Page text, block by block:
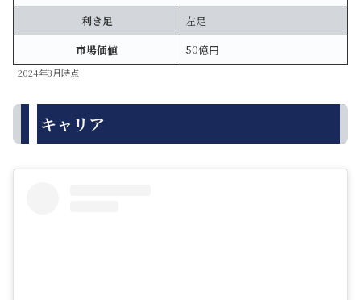
利き足
左足
市場価値
50億円
2024年3月時点
キャリア